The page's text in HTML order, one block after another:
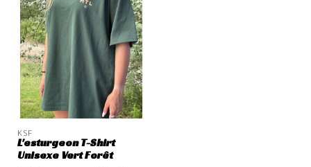
KSF
L'esturgeon T-Shirt
Unisexe Vert Forêt